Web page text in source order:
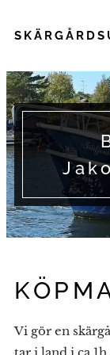
Vi gör en